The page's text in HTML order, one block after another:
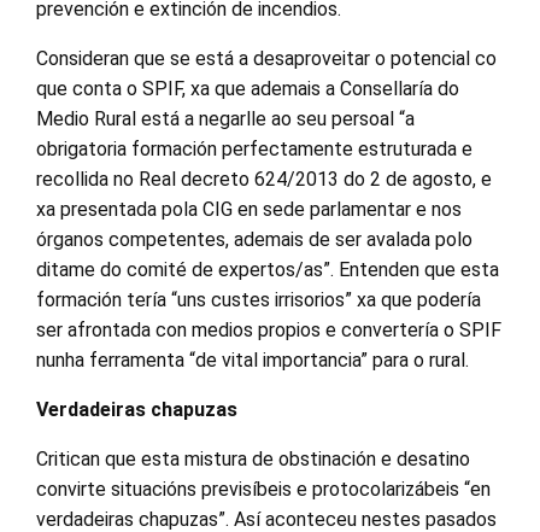
prevención e extinción de incendios.
Consideran que se está a desaproveitar o potencial co
que conta o SPIF, xa que ademais a Consellaría do
Medio Rural está a negarlle ao seu persoal “a
obrigatoria formación perfectamente estruturada e
recollida no Real decreto 624/2013 do 2 de agosto, e
xa presentada pola CIG en sede parlamentar e nos
órganos competentes, ademais de ser avalada polo
ditame do comité de expertos/as”. Entenden que esta
formación tería “uns custes irrisorios” xa que podería
ser afrontada con medios propios e convertería o SPIF
nunha ferramenta “de vital importancia” para o rural.
Verdadeiras chapuzas
Critican que esta mistura de obstinación e desatino
convirte situacións previsíbeis e protocolarizábeis “en
verdadeiras chapuzas”. Así aconteceu nestes pasados